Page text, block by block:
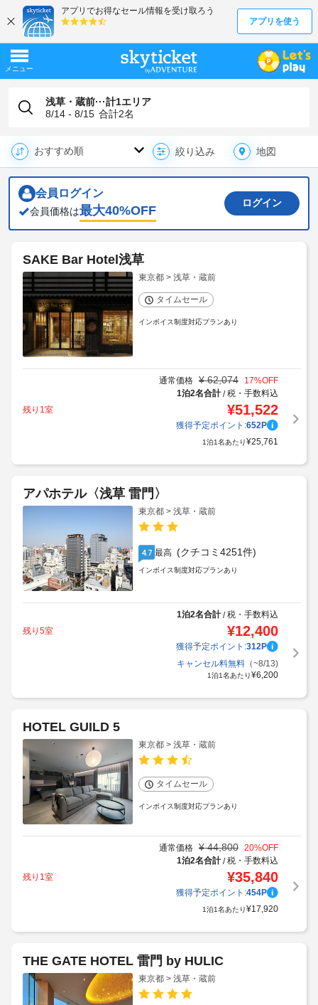
浅草・蔵前···計1エリア
8/14 - 8/15 合計2名
絞り込み 地図
会員ログイン
会員価格は最大40%OFF
ログイン
SAKE Bar Hotel浅草
東京都 > 浅草・蔵前
タイムセール
インボイス制度対応プランあり
通常価格 ¥ 62,074 17%OFF
1泊2名合計/税・手数料込
残り1室
¥51,522
獲得予定ポイント:652P
1泊1名あたり¥25,761
アパホテル〈浅草 雷門〉
東京都 > 浅草・蔵前
4.7 最高 (クチコミ4251件)
インボイス制度対応プランあり
1泊2名合計/税・手数料込
残り5室
¥12,400
獲得予定ポイント:312P
キャンセル料無料（~8/13)
1泊1名あたり¥6,200
HOTEL GUILD 5
東京都 > 浅草・蔵前
タイムセール
インボイス制度対応プランあり
通常価格 ¥ 44,800 20%OFF
1泊2名合計/税・手数料込
残り1室
¥35,840
獲得予定ポイント:454P
1泊1名あたり¥17,920
THE GATE HOTEL 雷門 by HULIC
東京都 > 浅草・蔵前